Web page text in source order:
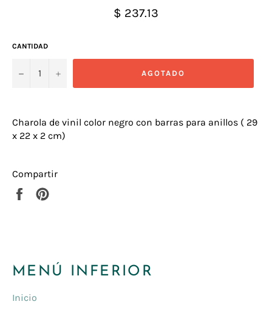
Precio
habitual
$ 237.13
CANTIDAD
− + AGOTADO
Charola de vinil color negro con barras para anillos ( 29
x 22 x 2 cm)
Compartir
Compartir
MENÚ INFERIOR
Inicio